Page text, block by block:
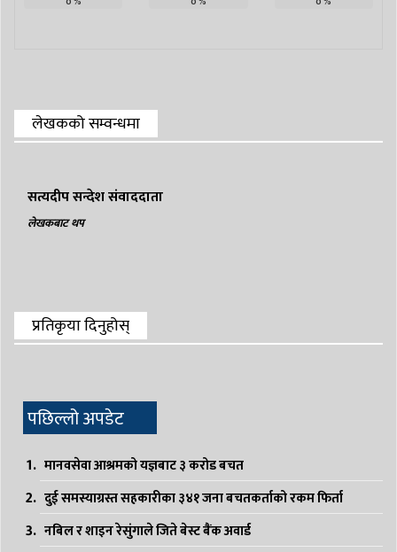
लेखकको सम्वन्धमा
सत्यदीप सन्देश संवाददाता
लेखकबाट थप
प्रतिकृया दिनुहोस्
पछिल्लो अपडेट
मानवसेवा आश्रमको यज्ञबाट ३ करोड बचत
दुई समस्याग्रस्त सहकारीका ३४१ जना बचतकर्ताको रकम फिर्ता
नबिल र शाइन रेसुंगाले जिते बेस्ट बैंक अवार्ड